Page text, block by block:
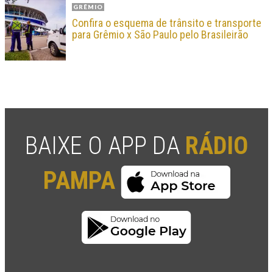
GRÊMIO
Confira o esquema de trânsito e transporte
para Grêmio x São Paulo pelo Brasileirão
BAIXE O APP DA RÁDIO
PAMPA